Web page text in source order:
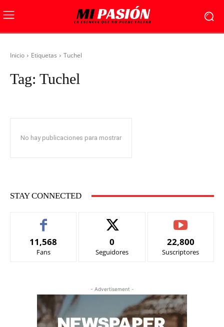
Inicio Etiquetas Tuchel
Tag: Tuchel
No hay publicaciones para mostrar
STAY CONNECTED
11,568
Fans
0
Seguidores
22,800
Suscriptores
- Advertisement -